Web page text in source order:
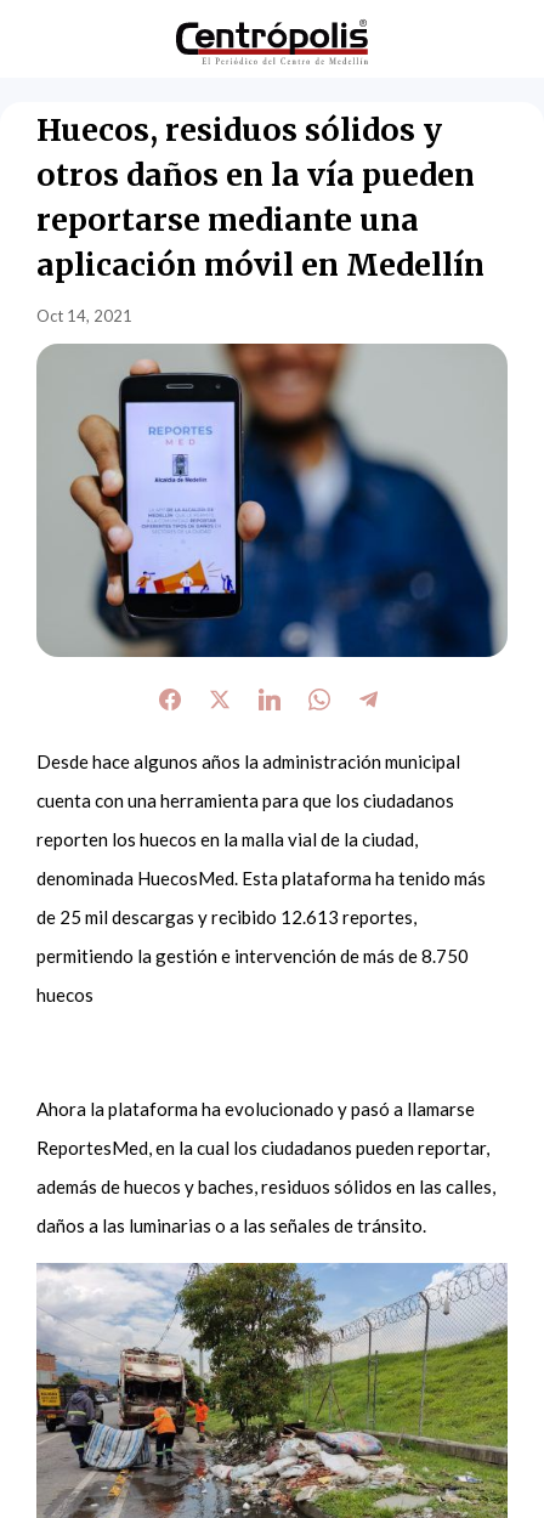
Huecos, residuos sólidos y
otros daños en la vía pueden
reportarse mediante una
aplicación móvil en Medellín
Oct 14, 2021
Desde hace algunos años la administración municipal
cuenta con una herramienta para que los ciudadanos
reporten los huecos en la malla vial de la ciudad,
denominada HuecosMed. Esta plataforma ha tenido más
de 25 mil descargas y recibido 12.613 reportes,
permitiendo la gestión e intervención de más de 8.750
huecos
Ahora la plataforma ha evolucionado y pasó a llamarse
ReportesMed, en la cual los ciudadanos pueden reportar,
además de huecos y baches, residuos sólidos en las calles,
daños a las luminarias o a las señales de tránsito.